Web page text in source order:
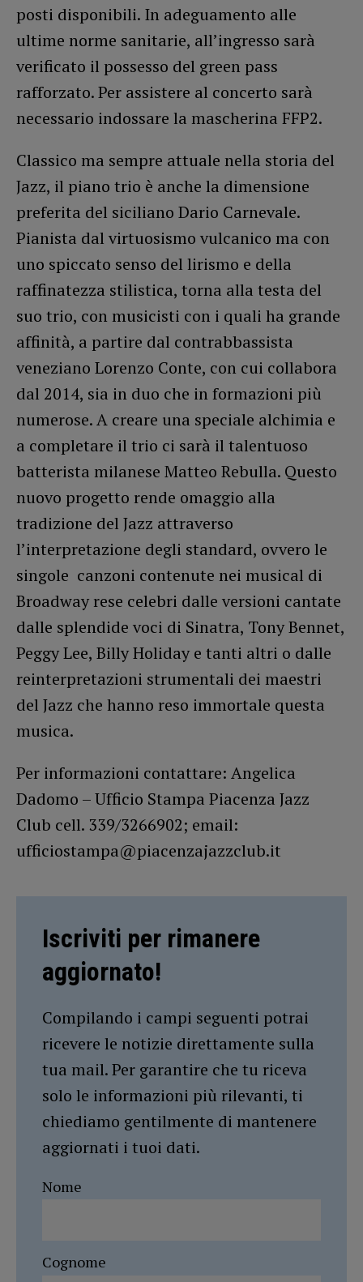
posti disponibili. In adeguamento alle
ultime norme sanitarie, all’ingresso sarà
verificato il possesso del green pass
rafforzato. Per assistere al concerto sarà
necessario indossare la mascherina FFP2.
Classico ma sempre attuale nella storia del
Jazz, il piano trio è anche la dimensione
preferita del siciliano Dario Carnevale.
Pianista dal virtuosismo vulcanico ma con
uno spiccato senso del lirismo e della
raffinatezza stilistica, torna alla testa del
suo trio, con musicisti con i quali ha grande
affinità, a partire dal contrabbassista
veneziano Lorenzo Conte, con cui collabora
dal 2014, sia in duo che in formazioni più
numerose. A creare una speciale alchimia e
a completare il trio ci sarà il talentuoso
batterista milanese Matteo Rebulla. Questo
nuovo progetto rende omaggio alla
tradizione del Jazz attraverso
l’interpretazione degli standard, ovvero le
singole canzoni contenute nei musical di
Broadway rese celebri dalle versioni cantate
dalle splendide voci di Sinatra, Tony Bennet,
Peggy Lee, Billy Holiday e tanti altri o dalle
reinterpretazioni strumentali dei maestri
del Jazz che hanno reso immortale questa
musica.
Per informazioni contattare: Angelica
Dadomo – Ufficio Stampa Piacenza Jazz
Club cell. 339/3266902; email:
ufficiostampa@piacenzajazzclub.it
Iscriviti per rimanere
aggiornato!
Compilando i campi seguenti potrai
ricevere le notizie direttamente sulla
tua mail. Per garantire che tu riceva
solo le informazioni più rilevanti, ti
chiediamo gentilmente di mantenere
aggiornati i tuoi dati.
Nome
Cognome